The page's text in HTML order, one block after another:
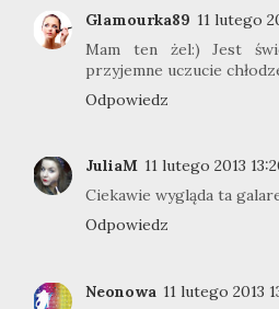
Glamourka89 11 lutego
Mam ten żel:) Jest
przyjemne uczucie
Odpowiedz
JuliaM 11 lutego 2013
Ciekawie wygląda ta
Odpowiedz
Neonowa 11 lutego 2013